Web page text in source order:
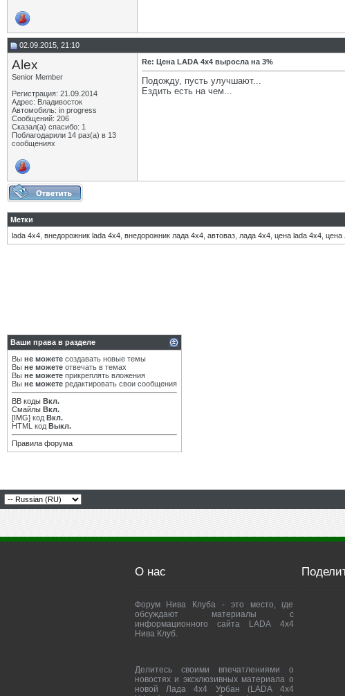
02.09.2015, 21:10
Alex
Senior Member
Регистрация: 21.09.2014
Адрес: Владивосток
Автомобиль: in progress
Сообщений: 206
Сказал(а) спасибо: 1
Поблагодарили 14 раз(а) в 13
сообщениях
Re: Цена LADA 4x4 выросла на 3%
Подожду, пусть улучшают...
Ездить есть на чем...
Метки
lada 4x4 внедорожник lada 4x4 внедорожник лада 4х4 автоваз лада 4х4 цена lada 4x4 цена
Ваши права в разделе
Вы не можете создавать новые темы
Вы не можете отвечать в темах
Вы не можете прикреплять вложения
Вы не можете редактировать свои сообщения
BB коды Вкл.
Смайлы Вкл.
[IMG] код Вкл.
HTML код Выкл.
Правила форума
О нас
Форум Нива Клуба - это место, где
обсуждают материалы с
информационного сайта LADA 4x4
Нива Клуб.
Делитесь своими впечатлениями о
новостях и эксклюзивных материала о
новой Лада 4х4 Урбан (LADA 4x4